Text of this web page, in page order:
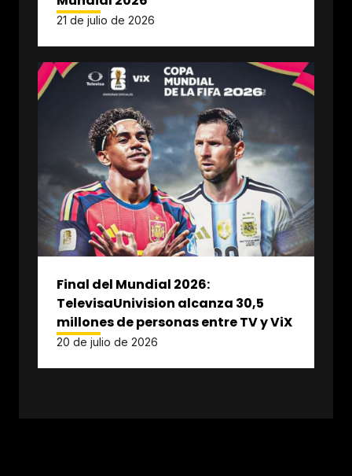
21 de julio de 2026
Final del Mundial 2026:
TelevisaUnivision alcanza 30,5
millones de personas entre TV y ViX
20 de julio de 2026